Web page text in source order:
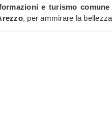
e turismo comune
, per ammirare la